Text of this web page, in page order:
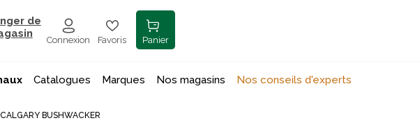
de
Connexion Favoris Panier
Catalogues Marques Nos magasins Nos conseils d'experts
BUSHWACKER